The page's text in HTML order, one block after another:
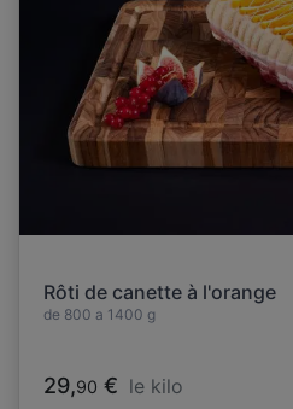
Rôti de canette à l'orange
de 800 a 1400 g
29,90 € le kilo